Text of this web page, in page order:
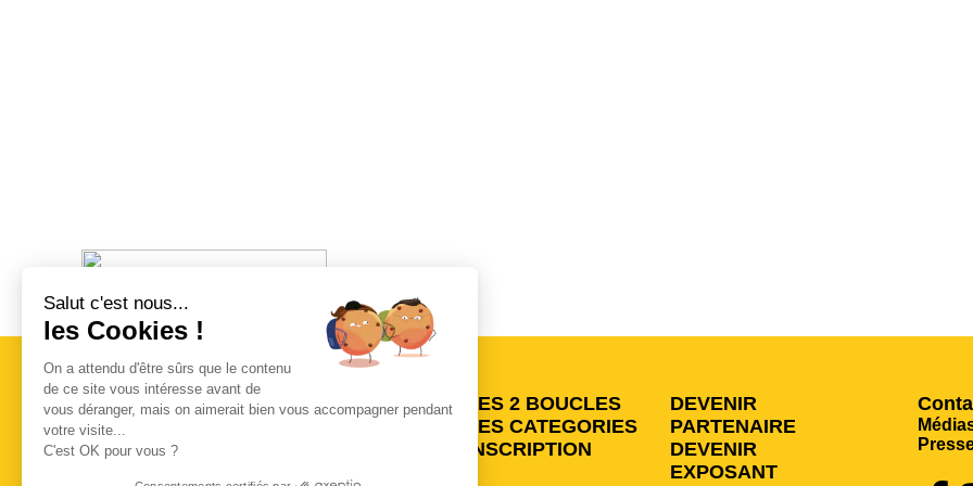
Organisé par RFO
LES 2 BOUCLES
LES CATEGORIES
INSCRIPTION
DEVENIR
PARTENAIRE
DEVENIR
EXPOSANT
Salut c'est nous...
les Cookies !
On a attendu d'être sûrs que le contenu
de ce site vous intéresse avant de
vous déranger, mais on aimerait bien vous accompagner pendant
votre visite...
C'est OK pour vous ?